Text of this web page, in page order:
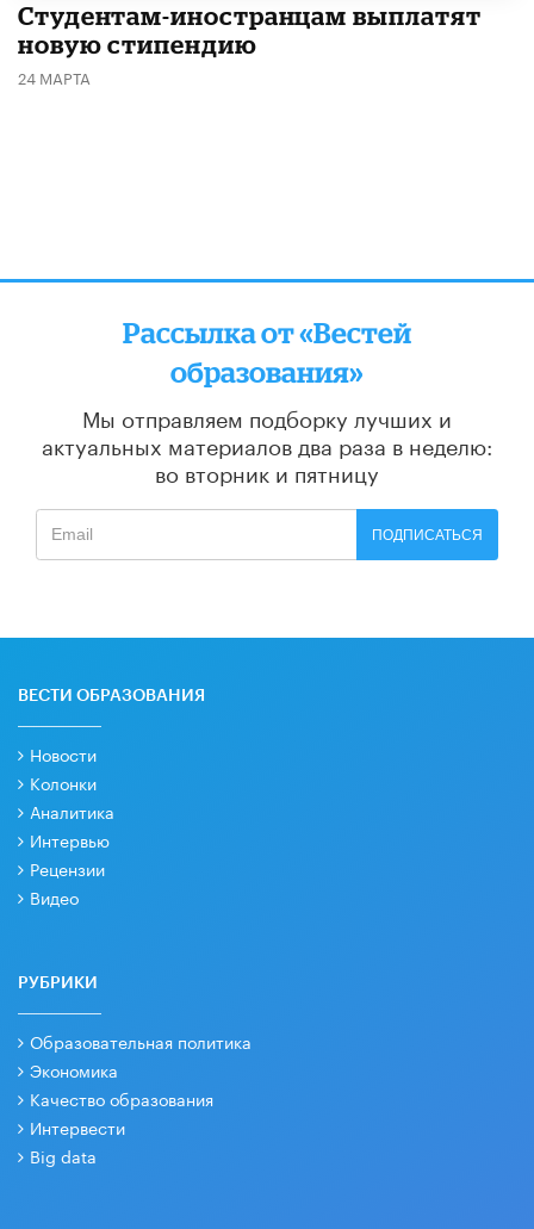
Студентам-иностранцам выплатят
новую стипендию
24 МАРТА
Рассылка от «Вестей
образования»
Мы отправляем подборку лучших и
актуальных материалов два раза в неделю:
во вторник и пятницу
ПОДПИСАТЬСЯ
ВЕСТИ ОБРАЗОВАНИЯ
Новости
Колонки
Аналитика
Интервью
Рецензии
Видео
РУБРИКИ
Образовательная политика
Экономика
Качество образования
Интервести
Big data